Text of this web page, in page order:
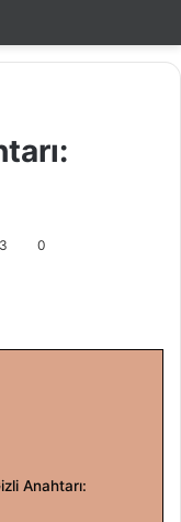
0
Anahtarı: